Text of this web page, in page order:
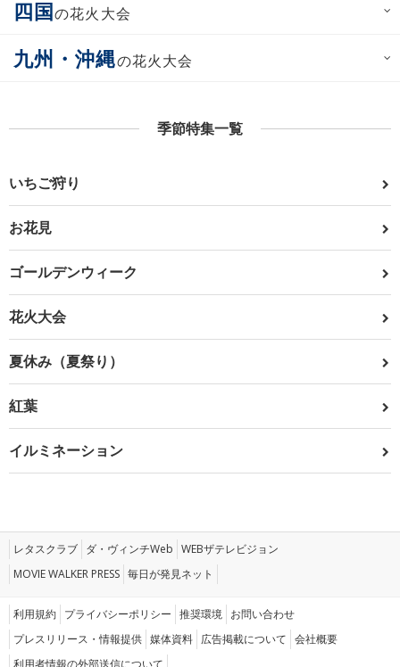
四国の花火大会
九州・沖縄の花火大会
季節特集一覧
いちご狩り
お花見
ゴールデンウィーク
花火大会
夏休み（夏祭り）
紅葉
イルミネーション
レタスクラブ ダ・ヴィンチWeb WEBザテレビジョン
MOVIE WALKER PRESS 毎日が発見ネット
利用規約 プライバシーポリシー 推奨環境 お問い合わせ
プレスリリース・情報提供 媒体資料 広告掲載について 会社概要